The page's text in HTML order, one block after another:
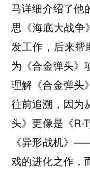
马详细介绍了他
思《海底大战争
发工作，后来帮
为《合金弹头
理解《合金弹头
往前追溯，因为
头》更像是《R-
《异形战机》
戏的进化之作，